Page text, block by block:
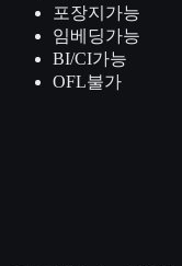
포장지 가능
임베딩가능
BI/CI가능
OFL불가